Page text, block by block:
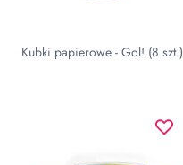
Kubki papierowe - Gol! (8 szt.)